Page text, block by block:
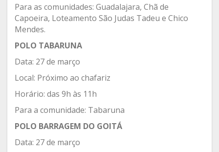
Para as comunidades: Guadalajara, Chã de
Capoeira, Loteamento São Judas Tadeu e Chico
Mendes.
POLO TABARUNA
Data: 27 de março
Local: Próximo ao chafariz
Horário: das 9h às 11h
Para a comunidade: Tabaruna
POLO BARRAGEM DO GOITÁ
Data: 27 de março